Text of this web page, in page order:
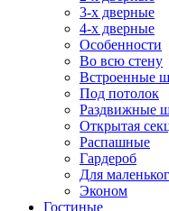
3-х дверные
4-х дверные
Особенности
Во всю стену
Встроенные
Под потолок
Раздвижные
Открытая
Распашные
Гардероб
Для
Эконом
Гостиные